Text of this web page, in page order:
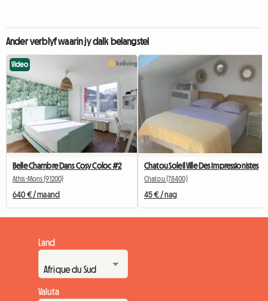
Ander verblyf waarin jy dalk belangstel
Video
Belle Chambre Dans Cosy Coloc #2
Athis-Mons (91200)
640 € / maand
Chatou Soleil Ville Des Impressionistes
Chatou (78400)
45 € / nag
Land
Valuta